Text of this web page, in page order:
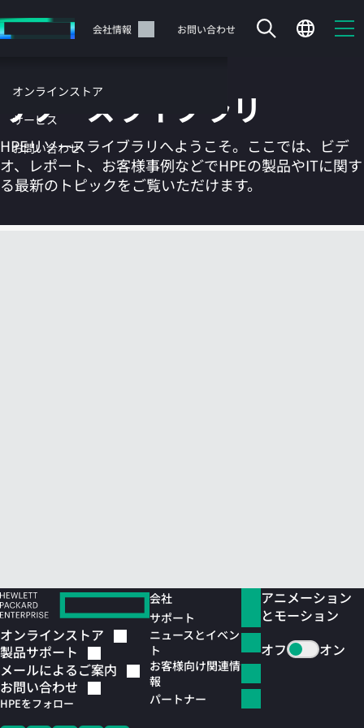
イ
テ
ツ
に
ス
ッ
会社情報 お問い合わせ
オンラインストア
サービス
お問い合わせ
カートは空です
リソースライブラリ
HPEリソースライブラリへようこそ。ここでは、ビデ
オ、レポート、お客様事例などでHPEの製品やITに関す
る最新のトピックをご覧いただけます。
オンラインストア
製品サポート
メールによるご案内
お問い合わせ
HPEをフォロー
会社
サポート
ニュースとイベン
ト
お客様向け関連情
報
パートナー
アニメーション
とモーション
オフ
オン